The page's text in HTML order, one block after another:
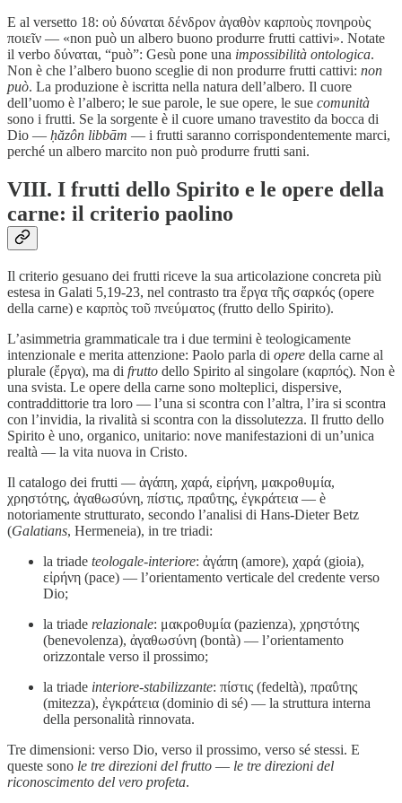
E al versetto 18: οὐ δύναται δένδρον ἀγαθὸν καρποὺς πονηροὺς
ποιεῖν — «non può un albero buono produrre frutti cattivi». Notate
il verbo δύναται, “può”: Gesù pone una impossibilità ontologica.
Non è che l’albero buono sceglie di non produrre frutti cattivi: non
può. La produzione è iscritta nella natura dell’albero. Il cuore
dell’uomo è l’albero; le sue parole, le sue opere, le sue comunità
sono i frutti. Se la sorgente è il cuore umano travestito da bocca di
Dio — ḥăzôn libbām — i frutti saranno corrispondentemente marci,
perché un albero marcito non può produrre frutti sani.
VIII. I frutti dello Spirito e le opere della
carne: il criterio paolino
Il criterio gesuano dei frutti riceve la sua articolazione concreta più
estesa in Galati 5,19-23, nel contrasto tra ἔργα τῆς σαρκός (opere
della carne) e καρπὸς τοῦ πνεύματος (frutto dello Spirito).
L’asimmetria grammaticale tra i due termini è teologicamente
intenzionale e merita attenzione: Paolo parla di opere della carne al
plurale (ἔργα), ma di frutto dello Spirito al singolare (καρπός). Non è
una svista. Le opere della carne sono molteplici, dispersive,
contraddittorie tra loro — l’una si scontra con l’altra, l’ira si scontra
con l’invidia, la rivalità si scontra con la dissolutezza. Il frutto dello
Spirito è uno, organico, unitario: nove manifestazioni di un’unica
realtà — la vita nuova in Cristo.
Il catalogo dei frutti — ἀγάπη, χαρά, εἰρήνη, μακροθυμία,
χρηστότης, ἀγαθωσύνη, πίστις, πραΰτης, ἐγκράτεια — è
notoriamente strutturato, secondo l’analisi di Hans-Dieter Betz
(Galatians, Hermeneia), in tre triadi:
la triade teologale-interiore: ἀγάπη (amore), χαρά (gioia),
εἰρήνη (pace) — l’orientamento verticale del credente verso
Dio;
la triade relazionale: μακροθυμία (pazienza), χρηστότης
(benevolenza), ἀγαθωσύνη (bontà) — l’orientamento
orizzontale verso il prossimo;
la triade interiore-stabilizzante: πίστις (fedeltà), πραΰτης
(mitezza), ἐγκράτεια (dominio di sé) — la struttura interna
della personalità rinnovata.
Tre dimensioni: verso Dio, verso il prossimo, verso sé stessi. E
queste sono le tre direzioni del frutto — le tre direzioni del
riconoscimento del vero profeta.